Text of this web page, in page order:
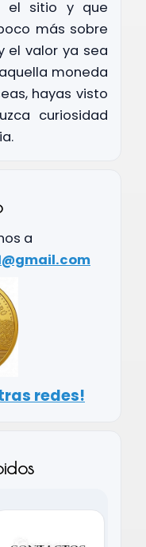
el sitio y que
más sobre
el valor ya sea
moneda
hayas visto
curiosidad
a
redes!